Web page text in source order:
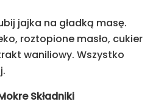
jajka na gładką masę.
roztopione masło, cukier
waniliowy. Wszystko
Składniki